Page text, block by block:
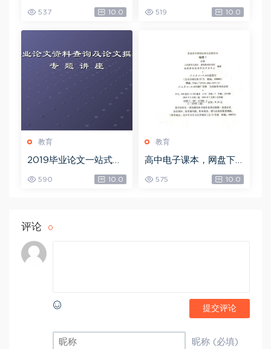
预判：新一轮大牛市会
来吗？》!，网盘下载(15.
73M)
537 10.0 519 10.0
教育
2019毕业论文一站式解
决方案，网盘下载(19.6
8G)
590 10.0
教育
高中电子课本，网盘下
575 10.0
评论 0
提交评论
昵称 (必填)